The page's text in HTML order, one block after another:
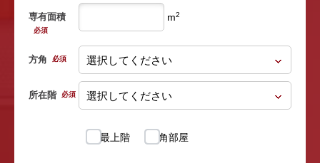
専有面積
必須
m2
方角 必須
所在階 必須
最上階 角部屋